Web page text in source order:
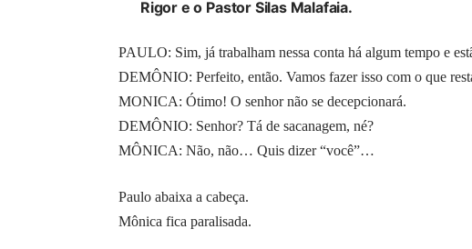
Rigor e o Pastor Silas Malafaia.
PAULO: Sim, já trabalham nessa conta há algum tempo e
DEMÔNIO: Perfeito, então. Vamos fazer isso com o que
MONICA: Ótimo! O senhor não se decepcionará.
DEMÔNIO: Senhor? Tá de sacanagem, né?
MÔNICA: Não, não… Quis dizer “você”…
Paulo abaixa a cabeça.
Mônica fica paralisada.